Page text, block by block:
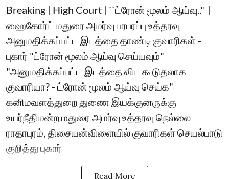
Breaking | High Court | ``ட்ரோன் மூலம் ஆய்வு..'' |
ஹைகோர்ட் மதுரை அமர்வு பரபரப்பு உத்தரவு
அனுமதிக்கப்பட்ட இடத்தை தாண்டி குவாரிகள் -
புகார் "ட்ரோன் மூலம் ஆய்வு செய்யவும்"
"அனுமதிக்கப்பட்ட இடத்தை விட கூடுதலாக
குவாரியா? - ட்ரோன் மூலம் ஆய்வு செய்க"
கனிமவளத்துறை துணை இயக்குனருக்கு
உயர்நீதிமன்ற மதுரை அமர்வு உத்தரவு நெல்லை
ராதாபுரம், திசையன்விளையில் குவாரிகள் செயல்பாடு
குறித்து புகார்
Read More